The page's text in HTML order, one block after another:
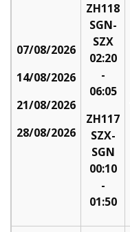
07/08/2026
14/08/2026
21/08/2026
28/08/2026
ZH118
SGN-
SZX
02:20
-
06:05
ZH117
SZX-
SGN
00:10
-
01:50